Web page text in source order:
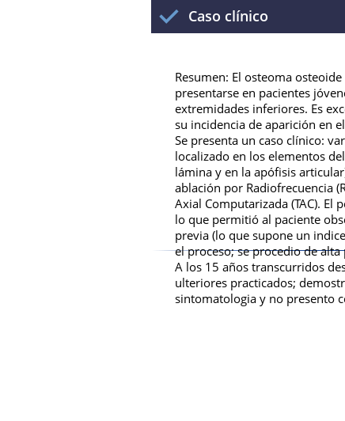
Caso clínico
Resumen: El osteoma
presentarse en pacientes
extremidades inferiores. Es
su incidencia de aparición en
Se presenta un caso clínico:
localizado en los elementos
lámina y en la apófisis
ablación por Radiofrecuencia
Axial Computarizada (TAC).
lo que permitió al paciente
previa (lo que supone un
el proceso; se procedio de
A los 15 años transcurridos
ulteriores practicados;
sintomatologia y no presento